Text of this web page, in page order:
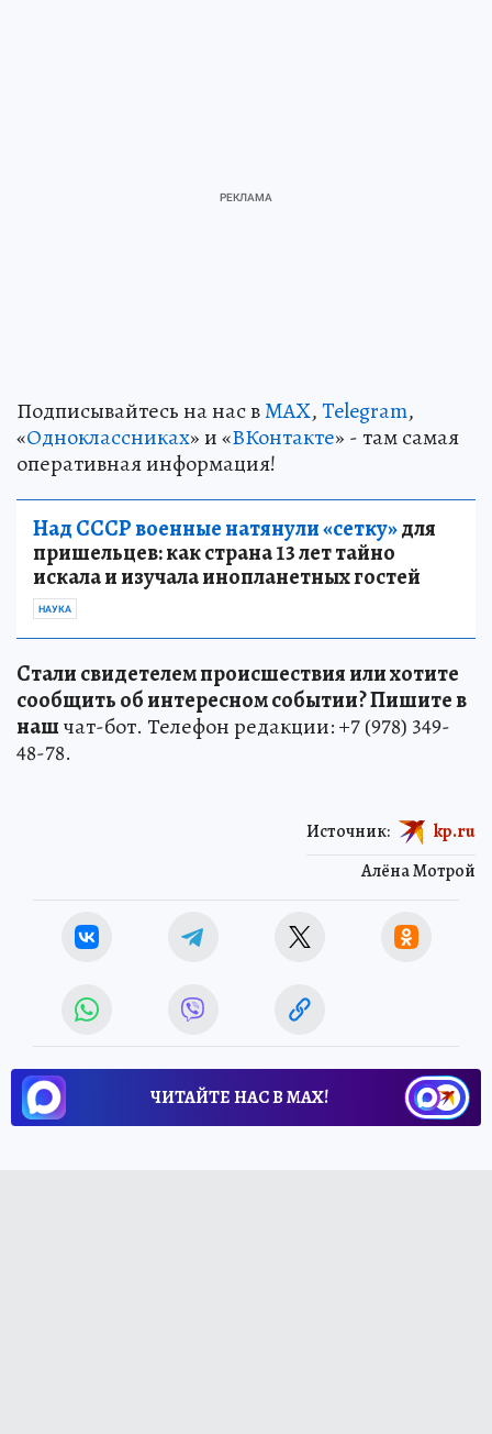
Подписывайтесь на нас вMAX,Telegram,
«Одноклассниках» и «ВКонтакте» - там самая
оперативная информация!
Над СССР военные натянули «сетку»для
пришельцев: как страна 13 лет тайно
искала и изучала инопланетных гостей
НАУКА
Стали свидетелем происшествия или хотите
сообщить об интересном событии? Пишите в
нашчат-бот. Телефон редакции: +7 (978) 349-
48-78.
Алёна Мотрой
Источник: kp.ru
ЧИТАЙТЕ НАС В МАХ!